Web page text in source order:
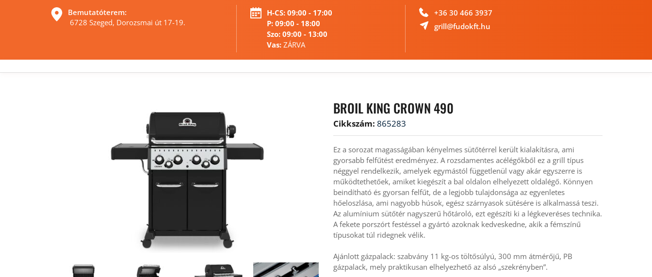
Bemutatóterem:
6728 Szeged, Dorozsmai út 17-19.
H-CS: 09:00 - 17:00
P: 09:00 - 18:00
Szo: 09:00 - 13:00
Vas: ZÁRVA
+36 30 466 3937
grill@fudokft.hu
BROIL KING CROWN 490
Cikkszám: 865283
Ez a sorozat magasságában kényelmes sütőtérrel került kialakításra, ami
gyorsabb felfűtést eredményez. A rozsdamentes acélégőkből ez a grill típus
néggyel rendelkezik, amelyek egymástól függetlenül vagy akár egyszerre is
működtethetőek, amiket kiegészít a bal oldalon elhelyezett oldalégő. Könnyen
beindítható és gyorsan felfűt, de a legjobb tulajdonsága az egyenletes
hőeloszlása, ami nagyobb húsok, egész szárnyasok sütésére is alkalmassá teszi.
Az alumínium sütőtér nagyszerű hőtároló, ezt egészíti ki a légkeveréses technika.
A fekete porszórt festéssel a gyártó azoknak kedveskedne, akik a fémszínű
típusokat túl ridegnek vélik.
Ajánlott gázpalack: szabvány 11 kg-os töltősúlyú, 300 mm átmérőjű, PB
gázpalack, mely praktikusan elhelyezhető az alsó „szekrényben”.